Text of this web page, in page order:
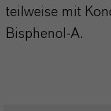
teilweise mit
Bisphenol-A.